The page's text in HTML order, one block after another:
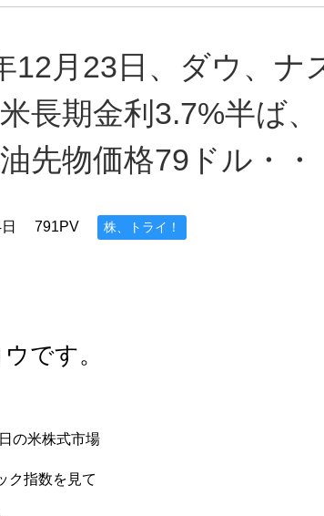
12月23日、ダウ、ナ
長期金利3.7%半ば
先物価格79ドル・・
791PV 株、トライ！
です。
の米株式市場
ク指数を見て